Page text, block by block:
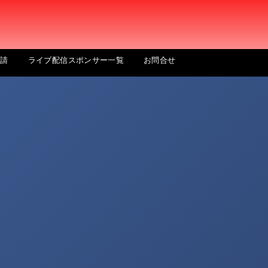
ライブ配信スポンサー一覧 お問合せ